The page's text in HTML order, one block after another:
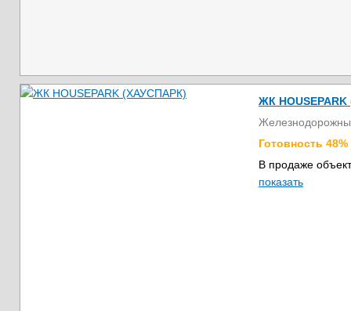
ЖК
Готовность 48%
В продаже
показать